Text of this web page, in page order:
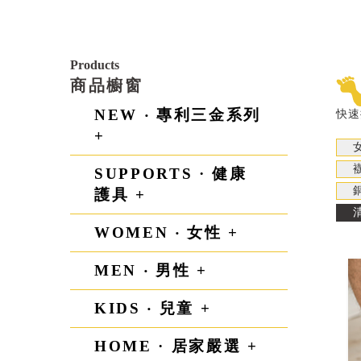
Products
商品櫥窗
NEW ‧ 專利三金系列
+
SUPPORTS · 健康
護具 +
WOMEN ‧ 女性 +
MEN ‧ 男性 +
KIDS ‧ 兒童 +
HOME · 居家嚴選 +
快